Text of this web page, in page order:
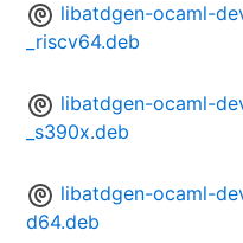
libatdgen-ocaml-
_riscv64.deb
libatdgen-ocaml-
_s390x.deb
libatdgen-ocaml-
d64.deb